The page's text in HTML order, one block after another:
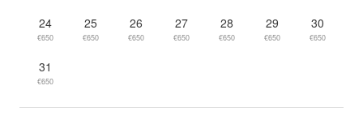
24
€650
25
€650
26
€650
27
€650
28
€650
29
€650
30
€650
31
€650